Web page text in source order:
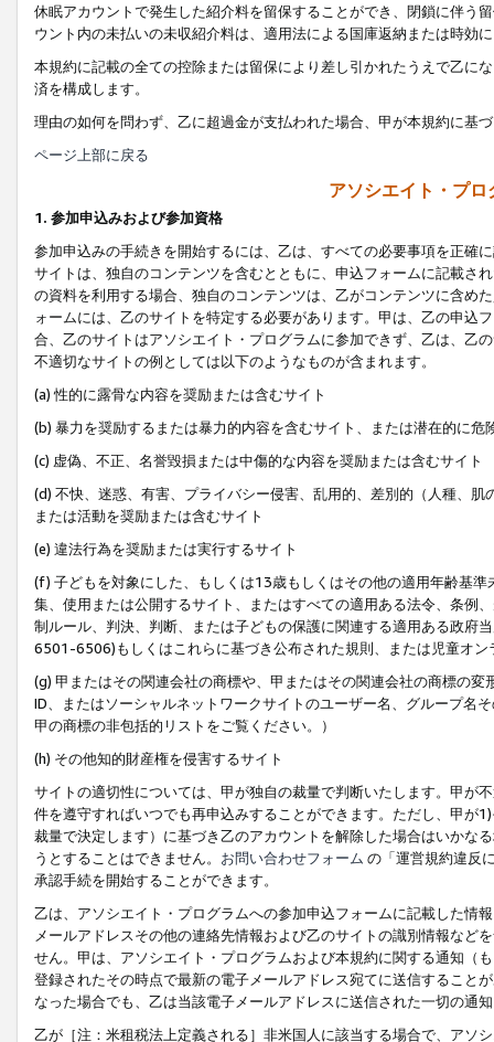
休眠アカウントで発生した紹介料を留保することができ、閉鎖に伴う
ウント内の未払いの未収紹介料は、適用法による国庫返納または時効
本規約に記載の全ての控除または留保により差し引かれたうえで乙に
済を構成します。
理由の如何を問わず、乙に超過金が支払われた場合、甲が本規約に基
ページ上部に戻る
アソシエイト・プ
1. 参加申込みおよび参加資格
参加申込みの手続きを開始するには、乙は、すべての必要事項を正確
サイトは、独自のコンテンツを含むとともに、申込フォームに記載さ
の資料を利用する場合、独自のコンテンツは、乙がコンテンツに含め
ォームには、乙のサイトを特定する必要があります。甲は、乙の申込
合、乙のサイトはアソシエイト・プログラムに参加できず、乙は、乙
不適切なサイトの例としては以下のようなものが含まれます。
(a) 性的に露骨な内容を奨励または含むサイト
(b) 暴力を奨励するまたは暴力的内容を含むサイト、または潜在的に
(c) 虚偽、不正、名誉毀損または中傷的な内容を奨励または含むサイト
(d) 不快、迷惑、有害、プライバシー侵害、乱用的、差別的（人種、
または活動を奨励または含むサイト
(e) 違法行為を奨励または実行するサイト
(f) 子どもを対象にした、もしくは13歳もしくはその他の適用年齢基
集、使用または公開するサイト、またはすべての適用ある法令、条例
制ルール、判決、判断、または子どもの保護に関連する適用ある政府
6501-6506)もしくはこれらに基づき公布された規則、または児童オン
(g) 甲またはその関連会社の商標や、甲またはその関連会社の商標の
ID、またはソーシャルネットワークサイトのユーザー名、グループ名
甲の商標の非包括的リストをご覧ください。）
(h) その他知的財産権を侵害するサイト
サイトの適切性については、甲が独自の裁量で判断いたします。甲が
件を遵守すればいつでも再申込みすることができます。ただし、甲が
裁量で決定します）に基づき乙のアカウントを解除した場合はいかな
うとすることはできません。 お問い合わせフォーム の「運営規約違反
承認手続を開始することができます。
乙は、アソシエイト・プログラムへの参加申込フォームに記載した情
メールアドレスその他の連絡先情報および乙のサイトの識別情報など
せん。甲は、アソシエイト・プログラムおよび本規約に関する通知（
登録されたその時点で最新の電子メールアドレス宛てに送信すること
なった場合でも、乙は当該電子メールアドレスに送信された一切の通
乙が［注：米租税法上定義される］非米国人に該当する場合で、アソ